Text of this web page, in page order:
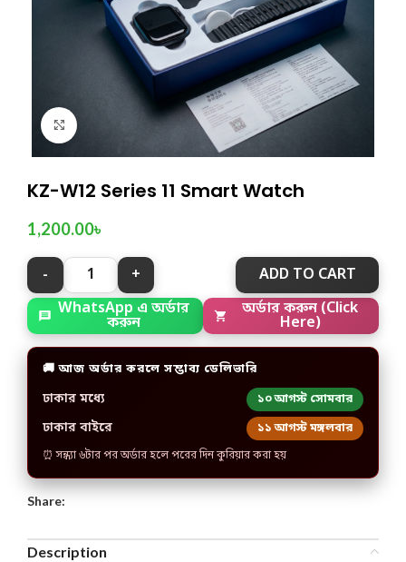
Click to enlarge
KZ-W12 Series 11 Smart Watch
1,200.00৳
ADD TO CART
WhatsApp এ অর্ডার
করুন
অর্ডার করুন (Click
Here)
🚚 আজ অর্ডার করলে সম্ভাব্য ডেলিভারি
ঢাকার মধ্যে ১০ আগস্ট সোমবার
ঢাকার বাইরে ১১ আগস্ট মঙ্গলবার
⏰ সন্ধ্যা ৬টার পর অর্ডার হলে পরের দিন কুরিয়ার করা হয়
Share:
Description